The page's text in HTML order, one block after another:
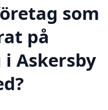
som
på
Askersby